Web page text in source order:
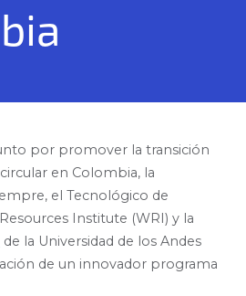
por promover la transición
en Colombia, la
el Tecnológico de
Institute (WRI) y la
de la Universidad de los Andes
de un innovador programa